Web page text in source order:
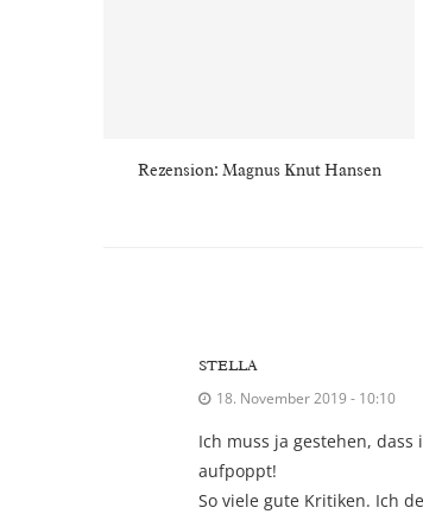
Rezension: Magnus Knut Hansen
STELLA
18. November 2019 - 10:10
Ich muss ja gestehen,
aufpoppt!
So viele gute Kritiken. Ich